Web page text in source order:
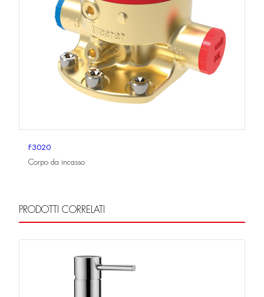
F3020
Corpo da incasso
PRODOTTI CORRELATI